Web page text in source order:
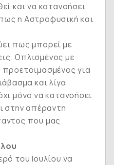
και να κατανοήσει
η Αστροφυσική και
πως μπορεί με
Οπλισμένος με
για
και λίγα
μόνο να κατανοήσει
στην απέραντη
που μας
του Ιουλίου να